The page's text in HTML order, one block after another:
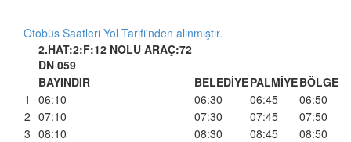
Otobüs Saatleri Yol Tarifi'nden alınmıştır.
2.HAT:2:F:12 NOLU ARAÇ:72
DN 059
BAYINDIR
BELEDİYEPALMİYEBÖLGE
1
06:10 06:30 06:45
06:50
2 07:10 07:30 07:45
07:50
3 08:10 08:30 08:45
08:50